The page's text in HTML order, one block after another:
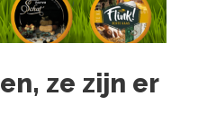
ze zijn er